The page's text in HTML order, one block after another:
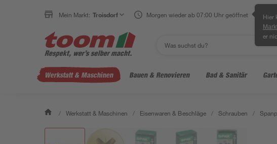
Mein Markt: Troisdorf Morgen wieder ab 07:00 Uhr geöffnet Hier
er
Werkstatt & Maschinen Bauen & Renovieren Bad & Sanitär
/ Werkstatt & Maschinen / Eisenwaren & Beschläge / Schrauben /